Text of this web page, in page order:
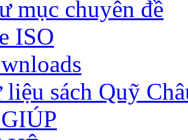
mục chuyên đề
ISO
liệu sách Quỹ